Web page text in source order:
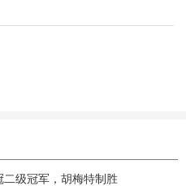
二级冠军，胡梅特制胜